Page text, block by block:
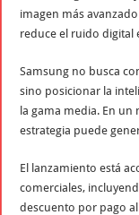
imagen más
reduce el ruido digital
Samsung no busca
sino posicionar la
la gama media. En un
estrategia puede
El lanzamiento está
comerciales,
descuento por pago